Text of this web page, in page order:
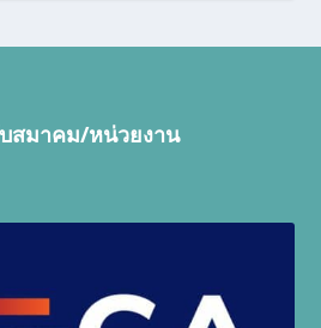
สมาคม/หน่วยงาน